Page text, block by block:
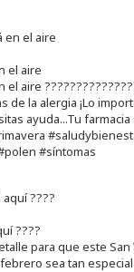
el aire
el aire
de la alergia ¡Lo
ayuda...Tu
#síntomas
????
para que este
sea tan